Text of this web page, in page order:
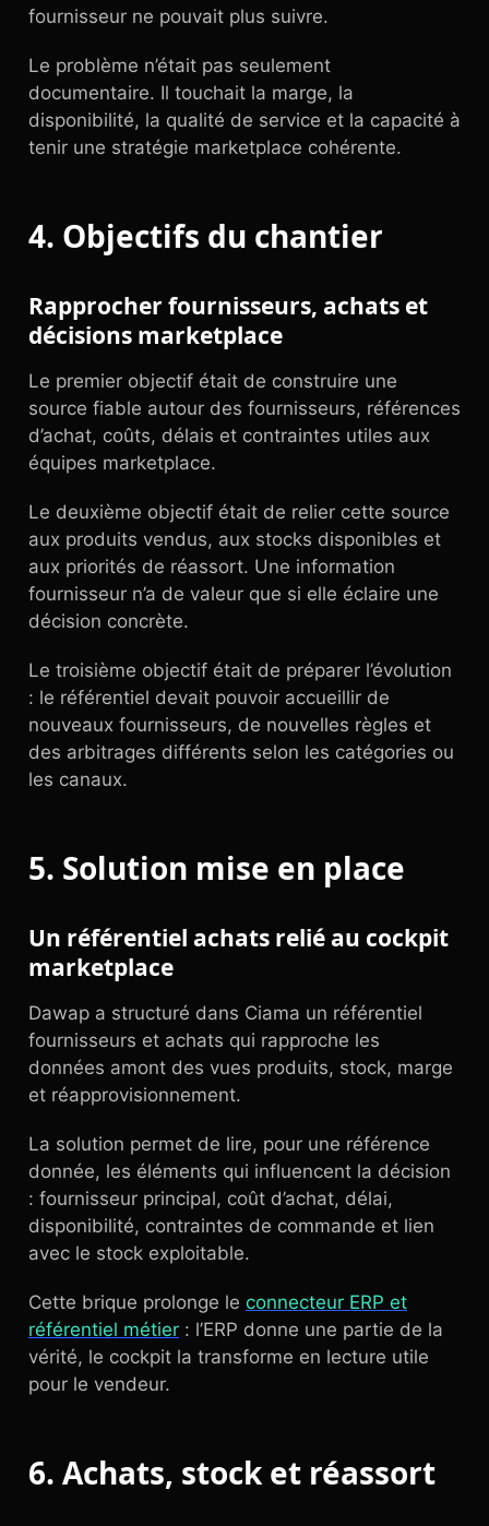
fournisseur ne pouvait plus suivre.
Le problème n’était pas seulement
documentaire. Il touchait la marge, la
disponibilité, la qualité de service et la capacité à
tenir une stratégie marketplace cohérente.
4. Objectifs du chantier
Rapprocher fournisseurs, achats et
décisions marketplace
Le premier objectif était de construire une
source fiable autour des fournisseurs, références
d’achat, coûts, délais et contraintes utiles aux
équipes marketplace.
Le deuxième objectif était de relier cette source
aux produits vendus, aux stocks disponibles et
aux priorités de réassort. Une information
fournisseur n’a de valeur que si elle éclaire une
décision concrète.
Le troisième objectif était de préparer l’évolution
: le référentiel devait pouvoir accueillir de
nouveaux fournisseurs, de nouvelles règles et
des arbitrages différents selon les catégories ou
les canaux.
5. Solution mise en place
Un référentiel achats relié au cockpit
marketplace
Dawap a structuré dans Ciama un référentiel
fournisseurs et achats qui rapproche les
données amont des vues produits, stock, marge
et réapprovisionnement.
La solution permet de lire, pour une référence
donnée, les éléments qui influencent la décision
: fournisseur principal, coût d’achat, délai,
disponibilité, contraintes de commande et lien
avec le stock exploitable.
Cette brique prolonge le connecteur ERP et
référentiel métier : l’ERP donne une partie de la
vérité, le cockpit la transforme en lecture utile
pour le vendeur.
6. Achats, stock et réassort